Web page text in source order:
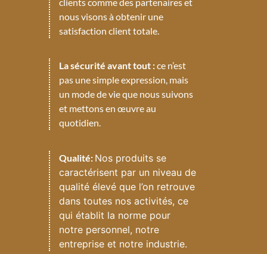
nous visons à obtenir une
satisfaction client totale.
La sécurité avant tout :ce n’est
pas une simple expression, mais
un mode de vie que nous suivons
et mettons en œuvre au
quotidien.
Qualité: Nos produits se
caractérisent par un niveau de
qualité élevé que l’on retrouve
dans toutes nos activités, ce
qui établit la norme pour
notre personnel, notre
entreprise et notre industrie.